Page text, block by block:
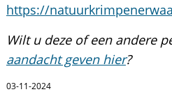
https://
Wilt u deze of een andere
aandacht geven hier?
03-11-2024